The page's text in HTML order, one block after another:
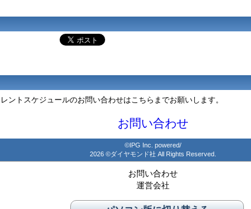
ントスケジュールのお問い合わせはこちらまでお願いします。
お問い合わせ
©IPG Inc. powered/
2026 ©ダイヤモンド社 All Rights Reserved.
お問い合わせ
運営会社